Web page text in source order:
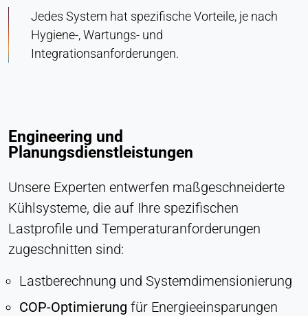
Jedes System hat spezifische Vorteile, je nach
Hygiene-, Wartungs- und
Integrationsanforderungen.
Engineering und
Planungsdienstleistungen
Unsere Experten entwerfen maßgeschneiderte
Kühlsysteme, die auf Ihre spezifischen
Lastprofile und Temperaturanforderungen
zugeschnitten sind:
Lastberechnung und Systemdimensionierung
COP-Optimierung für Energieeinsparungen